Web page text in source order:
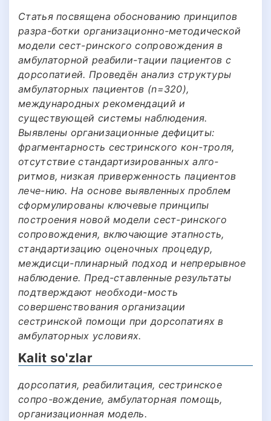
Статья посвящена обоснованию принципов
разра-ботки организационно-методической
модели сест-ринского сопровождения в
амбулаторной реабили-тации пациентов с
дорсопатией. Проведён анализ структуры
амбулаторных пациентов (n=320),
международных рекомендаций и
существующей системы наблюдения.
Выявлены организационные дефициты:
фрагментарность сестринского кон-троля,
отсутствие стандартизированных алго-
ритмов, низкая приверженность пациентов
лече-нию. На основе выявленных проблем
сформулированы ключевые принципы
построения новой модели сест-ринского
сопровождения, включающие этапность,
стандартизацию оценочных процедур,
междисци-плинарный подход и непрерывное
наблюдение. Пред-ставленные результаты
подтверждают необходи-мость
совершенствования организации
сестринской помощи при дорсопатиях в
амбулаторных условиях.
Kalit so'zlar
дорсопатия, реабилитация, сестринское
сопро-вождение, амбулаторная помощь,
организационная модель.